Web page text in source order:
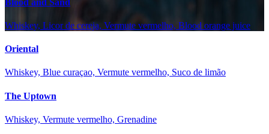
Whiskey, Licor de cereja, Vermute vermelho, Blood orange juice
Oriental
Whiskey, Blue curaçao, Vermute vermelho, Suco de limão
The Uptown
Whiskey, Vermute vermelho, Grenadine